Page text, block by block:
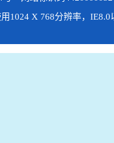
1024 X 768分辨率，